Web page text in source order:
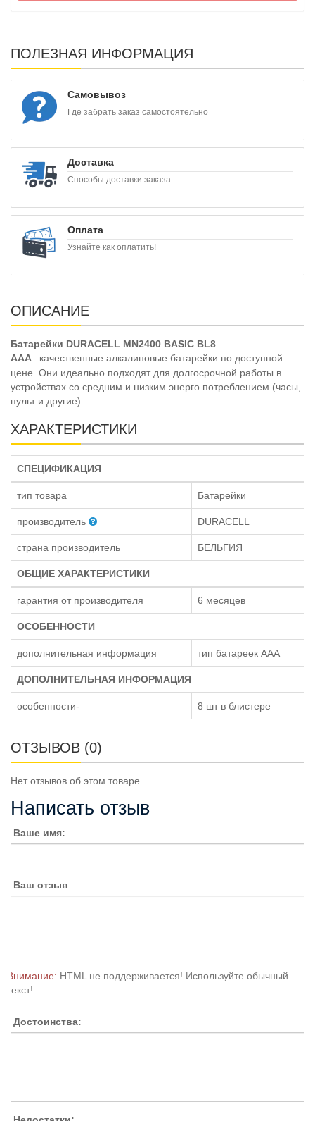
ПОЛЕЗНАЯ ИНФОРМАЦИЯ
Самовывоз
Где забрать заказ самостоятельно
Доставка
Способы доставки заказа
Оплата
Узнайте как оплатить!
ОПИСАНИЕ
Батарейки DURACELL MN2400 BASIC BL8
AAA - качественные алкалиновые батарейки по доступной
цене. Они идеально подходят для долгосрочной работы в
устройствах со средним и низким энерго потреблением (часы,
пульт и другие).
ХАРАКТЕРИСТИКИ
СПЕЦИФИКАЦИЯ
тип товара Батарейки
производитель DURACELL
страна производитель БЕЛЬГИЯ
ОБЩИЕ ХАРАКТЕРИСТИКИ
гарантия от производителя 6 месяцев
ОСОБЕННОСТИ
дополнительная информация тип батареек ААА
ДОПОЛНИТЕЛЬНАЯ ИНФОРМАЦИЯ
особенности- 8 шт в блистере
ОТЗЫВОВ (0)
Нет отзывов об этом товаре.
Написать отзыв
Ваше имя:
Ваш отзыв
Внимание: HTML не поддерживается! Используйте обычный
текст!
Достоинства: